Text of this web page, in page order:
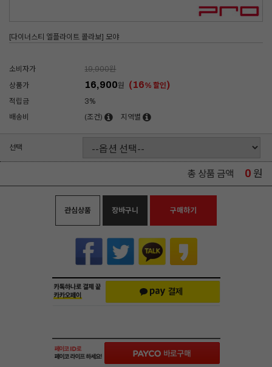
[다이너스티 엘플라이트 콜라보] 모야
소비자가 19,900원
상품가
16,900원 (16% 할인)
적립금
3%
배송비
(조건) 지역별
선택
총 상품 금액 0 원
관심상품 장바구니 구매하기